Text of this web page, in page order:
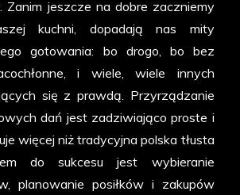
Zanim jeszcze na dobre zaczniemy
kuchni, dopadają nas mity
gotowania: bo drogo, bo bez
i wiele, wiele innych
się z prawdą. Przyrządzanie
dań jest zadziwiająco proste i
więcej niż tradycyjna polska tłusta
do sukcesu jest wybieranie
planowanie posiłków i zakupów